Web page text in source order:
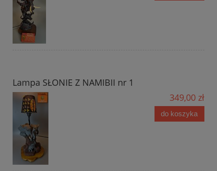
Lampa SŁONIE Z NAMIBII nr 1
349,00 zł
do koszyka